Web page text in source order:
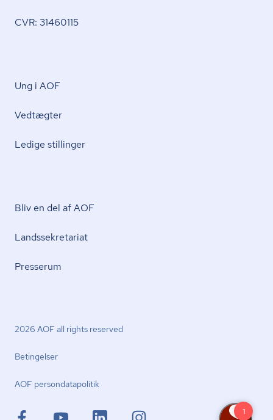
CVR: 31460115
Ung i AOF
Vedtægter
Ledige stillinger
Bliv en del af AOF
Lands­se­kre­ta­ri­at
Presserum
2026 AOF all rights reserved
Betingelser
AOF per­son­da­ta­po­li­tik